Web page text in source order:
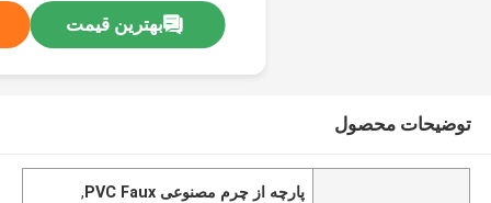
بهترین قیمت
توضیحات محصول
پارچه از چرم مصنوعی PVC Faux
,